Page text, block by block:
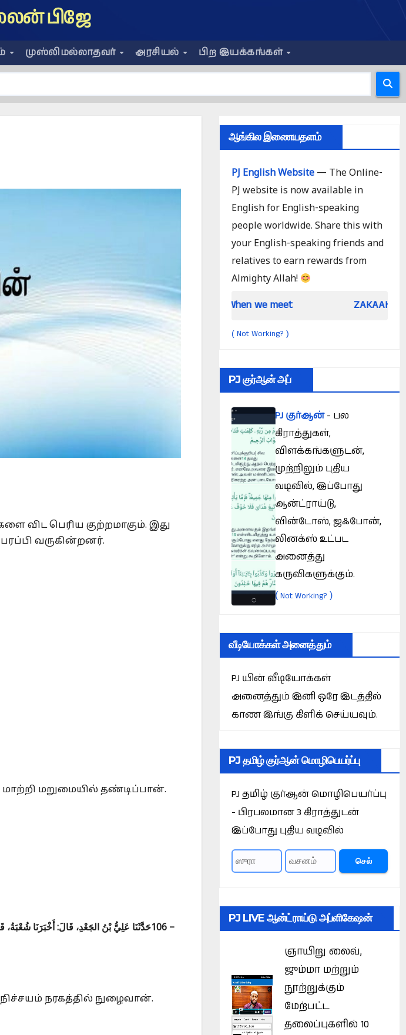
பிஜே
முஸ்லிமல்லாதவர் அரசியல் பிற இயக்கங்கள்
பெரிய குற்றமாகும். இது
வருகின்றனர்.
மறுமையில் தண்டிப்பான்.
106 –حَدَّثَنَا عَلِيُّ بْنُ الجَعْدِ، قَالَ: أَخْبَرَنَا
நரகத்தில் நுழைவான்.
ஆங்கில இணையதளம்
PJ English Website— The Online-
PJ website is now available in
English for English-speaking
people worldwide. Share this with
your English-speaking friends and
relatives to earn rewards from
Almighty Allah!
superior to Jesus? When we meet ZAKAAH (In the light of
( Not Working? )
PJ குர்ஆன் அப்
PJ குர்ஆன்- பல
கிராத்துகள்,
விளக்கங்களுடன்,
முற்றிலும் புதிய
வடிவில், இப்போது
ஆன்ட்ராய்டு,
வின்டோஸ், ஜஃபோன்,
லினக்ஸ் உட்பட
அனைத்து
கருவிகளுக்கும்.
(Not Working? )
வீடியோக்கள் அனைத்தும்
PJ யின் வீடியோக்கள்
அனைத்தும் இனி ஒரே இடத்தில்
காண இங்கு கிளிக் செய்யவும்.
PJ தமிழ் குர்ஆன் மொழிபெயர்ப்பு
PJ தமிழ் குர்ஆன் மொழிபெயர்ப்பு
- பிரபலமான 3 கிராத்துடன்
இப்போது புதிய வடிவில்
செல்
PJ LIVE ஆன்ட்ராய்டு அப்ளிகேஷன்
ஞாயிறு லைவ்,
ஜும்மா மற்றும்
நூற்றுக்கும்
மேற்பட்ட
தலைப்புகளில் 10